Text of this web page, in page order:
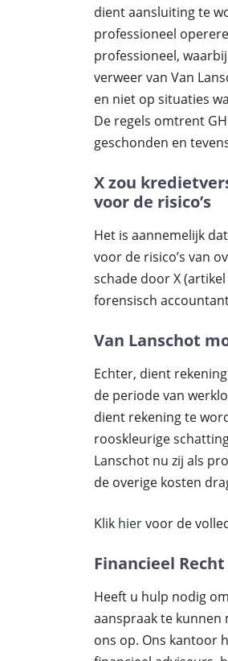
dient aansluiting te
professioneel
professioneel,
verweer van Van
en niet op situaties
De regels omtrent
geschonden en
X zou
voor de risico’s
Het is aannemelijk
voor de risico’s van
schade door X
forensisch
Van Lanschot
Echter, dient
de periode van
dient rekening te
rooskleurige
Lanschot nu zij als
de overige kosten
Klik hiervoor de
Financieel
Heeft u hulp nodig
aanspraak te kunnen
ons op. Ons kantoor